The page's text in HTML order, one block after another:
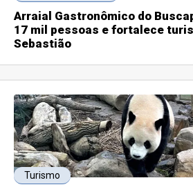
Arraial Gastronômico do
17 mil pessoas e fortalece
Sebastião
Turismo